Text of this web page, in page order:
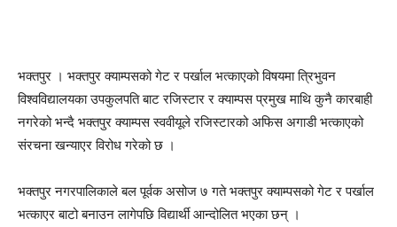
भक्तपुर । भक्तपुर क्याम्पसको गेट र पर्खाल भत्काएको विषयमा त्रिभुवन
विश्वविद्यालयका उपकुलपति बाट रजिस्टार र क्याम्पस प्रमुख माथि कुनै कारबाही
नगरेको भन्दै भक्तपुर क्याम्पस स्ववीयूले रजिस्टारको अफिस अगाडी भत्काएको
संरचना खन्याएर विरोध गरेको छ ।
भक्तपुर नगरपालिकाले बल पूर्वक असोज ७ गते भक्तपुर क्याम्पसको गेट र पर्खाल
भत्काएर बाटो बनाउन लागेपछि विद्यार्थी आन्दोलित भएका छन् ।